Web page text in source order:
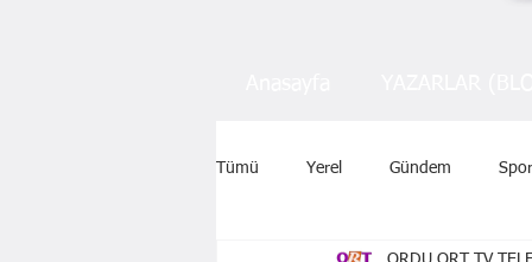
Tümü Yerel Gündem Spor